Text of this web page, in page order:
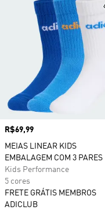
Preço
R$69,99
MEIAS LINEAR KIDS
EMBALAGEM COM 3 PARES
Kids Performance
5 cores
FRETE GRÁTIS MEMBROS
ADICLUB